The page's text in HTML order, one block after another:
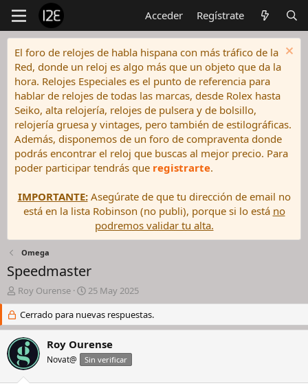
Acceder Regístrate
El foro de relojes de habla hispana con más tráfico de la
Red, donde un reloj es algo más que un objeto que da la
hora. Relojes Especiales es el punto de referencia para
hablar de relojes de todas las marcas, desde Rolex hasta
Seiko, alta relojería, relojes de pulsera y de bolsillo,
relojería gruesa y vintages, pero también de estilográficas.
Además, disponemos de un foro de compraventa donde
podrás encontrar el reloj que buscas al mejor precio. Para
poder participar tendrás que registrarte.
IMPORTANTE:Asegúrate de que tu dirección de email no
está en la lista Robinson (no publi), porque si lo está no
podremos validar tu alta.
Omega
Speedmaster
I
n
c
i
a
d
o
Roy Ourense
F
e
c
h
d
e
25 May 2025
Cerrado para nuevas respuestas.
Roy Ourense
Novat@ Sin verificar